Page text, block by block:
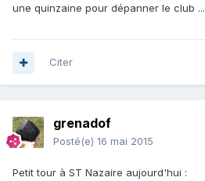
une quinzaine pour dépanner le club ...
Citer
grenadof
Posté(e) 16 mai 2015
Petit tour à ST Nazaire aujourd'hui :